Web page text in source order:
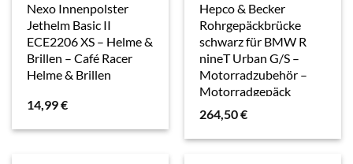
Nexo Innenpolster
Jethelm Basic II
ECE2206 XS – Helme &
Brillen – Café Racer
Helme & Brillen
14,99€
Hepco & Becker
Rohrgepäckbrücke
schwarz für BMW R
nineT Urban G/S –
Motorradzubehör –
Motorradgepäck
264,50€